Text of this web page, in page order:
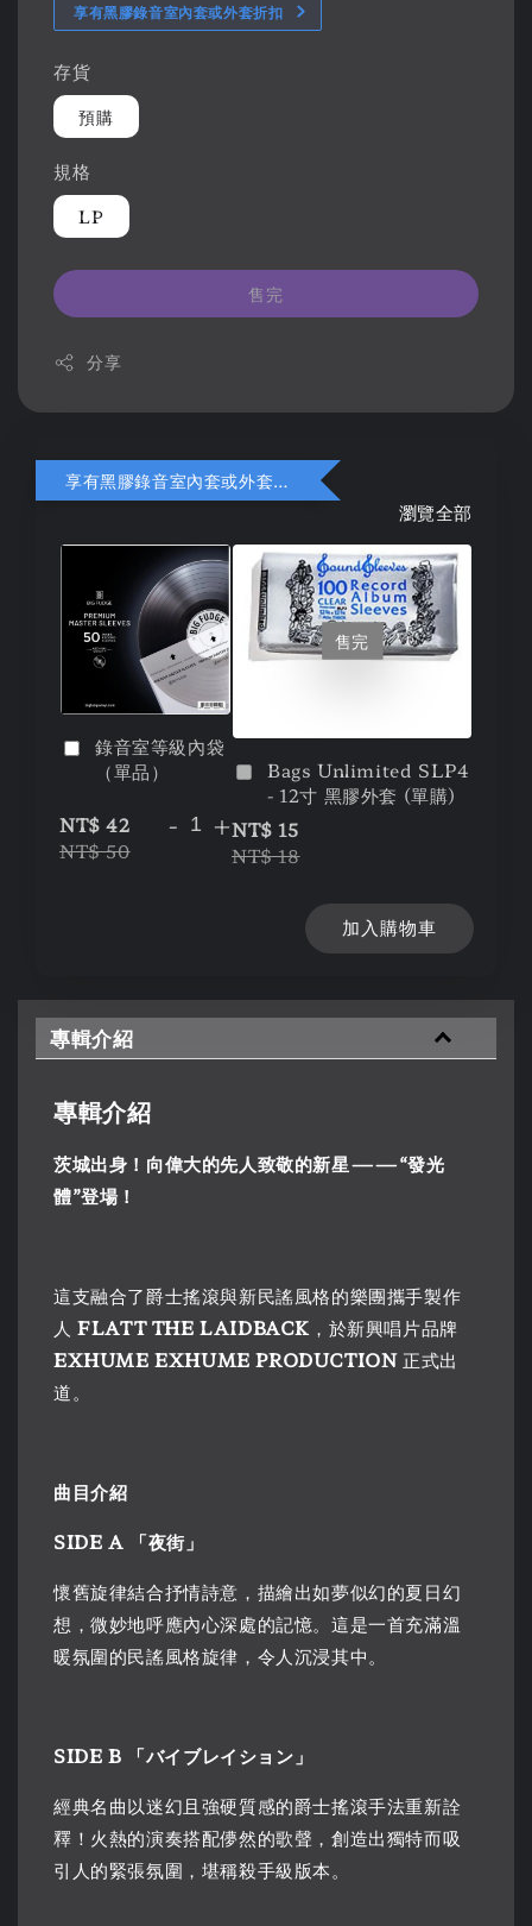
享有黑膠錄音室內套或外套折扣
存貨
預購
規格
LP
售完
分享
享有黑膠錄音室內套或外套折扣
瀏覽全部
錄音室等級內袋
（單品）
NT$ 42
NT$ 50
- +
售完
Bags Unlimited SLP4
- 12寸 黑膠外套 (單購)
NT$ 15
NT$ 18
加入購物車
專輯介紹
專輯介紹
茨城出身！向偉大的先人致敬的新星——“發光
體”登場！
這支融合了爵士搖滾與新民謠風格的樂團攜手製作
人FLATT THE LAIDBACK ，於新興唱片品牌
EXHUME EXHUME PRODUCTION正式出
道。
曲目介紹
SIDE A 「夜街」
懷舊旋律結合抒情詩意，描繪出如夢似幻的夏日幻
想，微妙地呼應內心深處的記憶。這是一首充滿溫
暖氛圍的民謠風格旋律，令人沉浸其中。
SIDE B 「バイブレイション」
經典名曲以迷幻且強硬質感的爵士搖滾手法重新詮
釋！火熱的演奏搭配儚然的歌聲，創造出獨特而吸
引人的緊張氛圍，堪稱殺手級版本。